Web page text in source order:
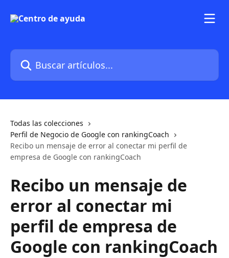
Buscar artículos...
Todas las colecciones
Perfil de Negocio de Google con rankingCoach
Recibo un mensaje de error al conectar mi perfil de
empresa de Google con rankingCoach
Recibo un mensaje de
error al conectar mi
perfil de empresa de
Google con rankingCoach